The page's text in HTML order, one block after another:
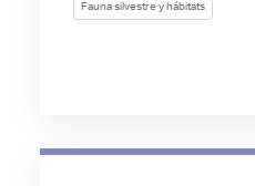
Fauna silvestre y hábitats